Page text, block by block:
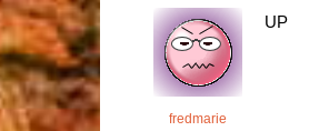
fredmarie
UP